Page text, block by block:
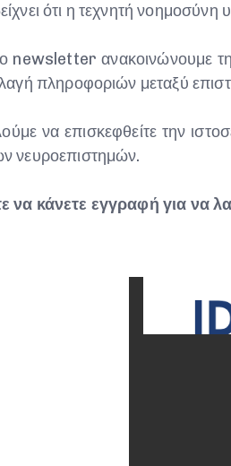
ότι η τεχνητή
newsletter ανακοινώνουμε
πληροφοριών μεταξύ
να επισκεφθείτε την
νευροεπιστημών.
να κάνετε εγγραφή για να